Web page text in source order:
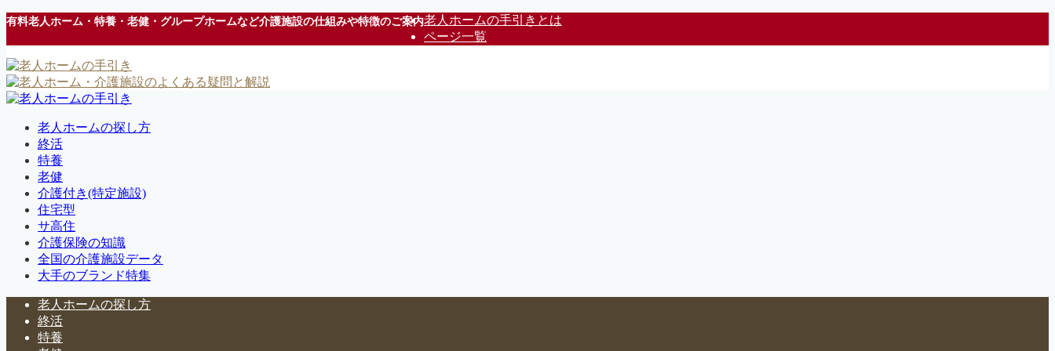
有料老人ホーム・特養・老健・グループホームなど介護施設の仕組みや特徴のご案内老人ホームの手引きとは
ページ一覧
老人ホームの探し方
終活
特養
老健
介護付き(特定施設)
住宅型
サ高住
介護保険の知識
全国の介護施設データ
大手のブランド特集
老人ホームの探し方
終活
特養